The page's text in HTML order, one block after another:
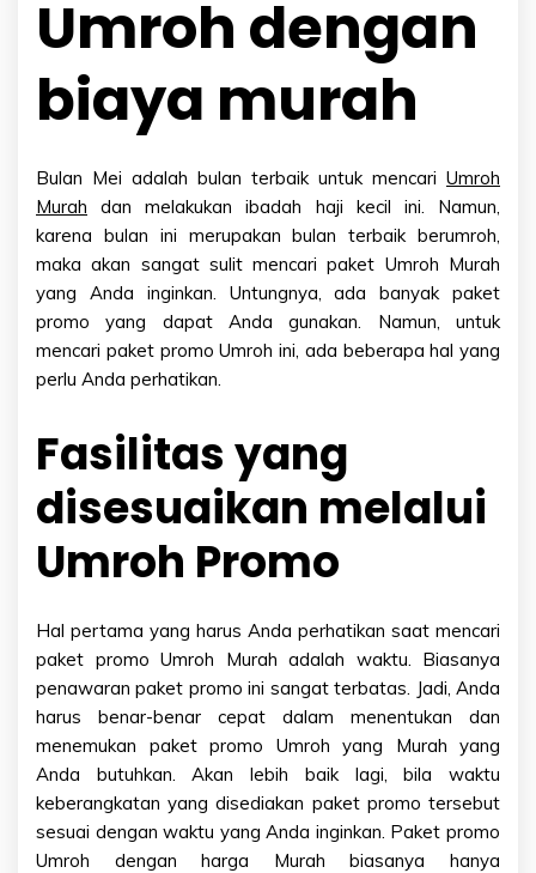
Umroh dengan
biaya murah
Bulan Mei adalah bulan terbaik untuk mencari Umroh
Murah dan melakukan ibadah haji kecil ini. Namun,
karena bulan ini merupakan bulan terbaik berumroh,
maka akan sangat sulit mencari paket Umroh Murah
yang Anda inginkan. Untungnya, ada banyak paket
promo yang dapat Anda gunakan. Namun, untuk
mencari paket promo Umroh ini, ada beberapa hal yang
perlu Anda perhatikan.
Fasilitas yang
disesuaikan melalui
Umroh Promo
Hal pertama yang harus Anda perhatikan saat mencari
paket promo Umroh Murah adalah waktu. Biasanya
penawaran paket promo ini sangat terbatas. Jadi, Anda
harus benar-benar cepat dalam menentukan dan
menemukan paket promo Umroh yang Murah yang
Anda butuhkan. Akan lebih baik lagi, bila waktu
keberangkatan yang disediakan paket promo tersebut
sesuai dengan waktu yang Anda inginkan. Paket promo
Umroh dengan harga Murah biasanya hanya